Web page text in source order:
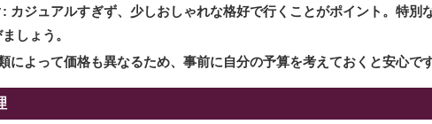
: カジュアルすぎず、少しおしゃれな格好で行くことがポイント。特別
しょう。
によって価格も異なるため、事前に自分の予算を考えておくと安心です